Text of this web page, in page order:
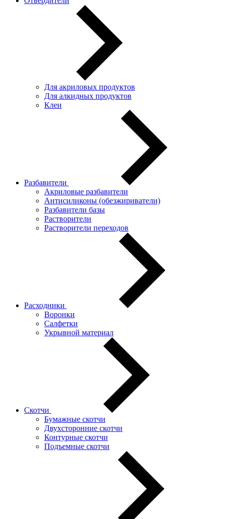
Для акриловых продуктов
Для алкидных продуктов
Клеи
Разбавители
Акриловые разбавители
Антисиликоны (обезжириватели)
Разбавители базы
Растворители
Растворители переходов
Расходники
Воронки
Салфетки
Укрывной материал
Скотчи
Бумажные скотчи
Двухсторонние скотчи
Контурные скотчи
Подъемные скотчи